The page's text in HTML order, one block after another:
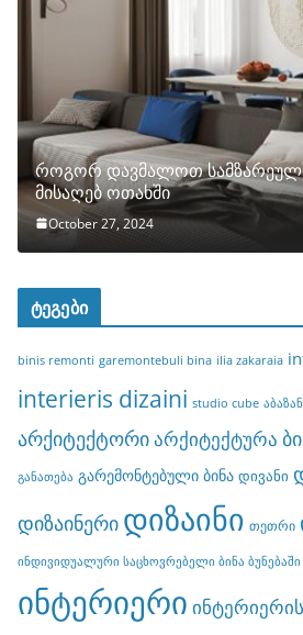
როგორ დავმალოთ
მისაღებ ოთახში
October 27, 2024
ტეგები
binis remonti garemontebuli bina ilia zakaraia
interieris dizaini studio cube
არქიტექტორიარქიტექტურა
განათება გარემონტებული ბინა დივანი
დიზაინერი დიზაინი თეთრი
ინდივიდუალური საცხოვრებელი ბინა ბუნებაში
ინტერიერი